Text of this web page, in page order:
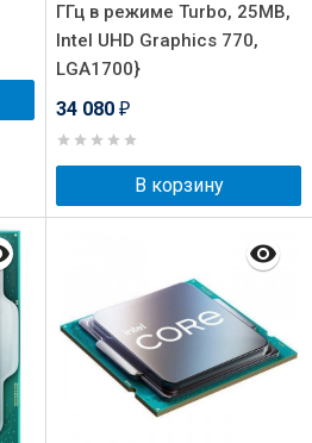
ГГц в режиме Turbo, 25MB,
Intel UHD Graphics 770,
LGA1700}
34 080 ₽
В корзину